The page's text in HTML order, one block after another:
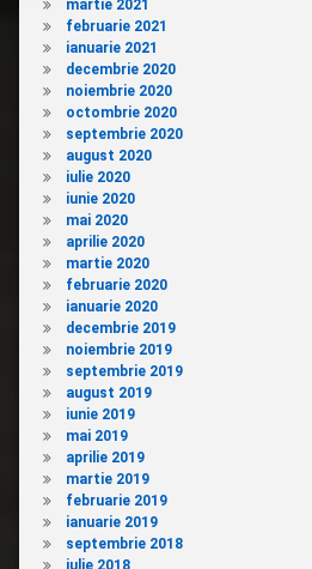
martie 2021
februarie 2021
ianuarie 2021
decembrie 2020
noiembrie 2020
octombrie 2020
septembrie 2020
august 2020
iulie 2020
iunie 2020
mai 2020
aprilie 2020
martie 2020
februarie 2020
ianuarie 2020
decembrie 2019
noiembrie 2019
septembrie 2019
august 2019
iunie 2019
mai 2019
aprilie 2019
martie 2019
februarie 2019
ianuarie 2019
septembrie 2018
iulie 2018